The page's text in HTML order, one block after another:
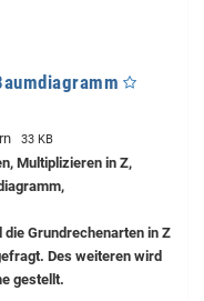
33 KB
Multiplizieren in Z,
Grundrechenarten in Z
Des weiteren wird
gestellt.